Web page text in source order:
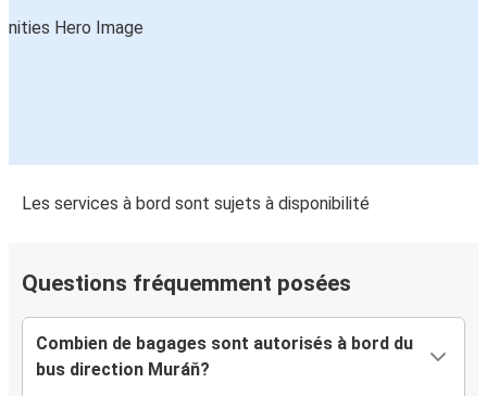
Les services à bord sont sujets à disponibilité
Questions fréquemment posées
Combien de bagages sont autorisés à bord du
bus direction Muráň?